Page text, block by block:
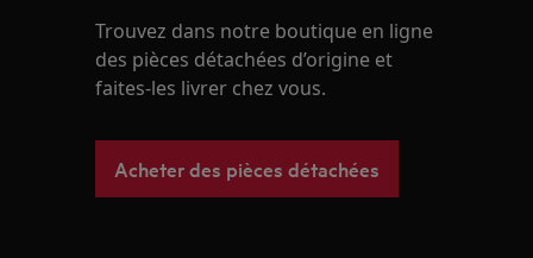
Trouvez dans notre boutique en ligne
des pièces détachées d’origine et
faites-les livrer chez vous.
Acheter des pièces détachées